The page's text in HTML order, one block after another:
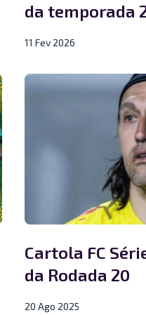
da temporada
11 Fev 2026
Cartola FC
da Rodada 20
20 Ago 2025